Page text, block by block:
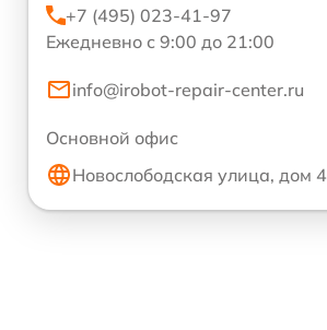
+7 (495) 023-41-97
Ежедневно с 9:00 до 21:00
info@irobot-repair-center.ru
Основной офис
Новослободская улица, дом 4